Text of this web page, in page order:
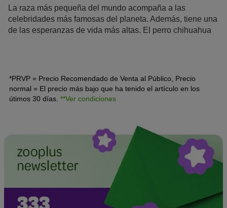
La raza más pequeña del mundo acompaña a las
celebridades más famosas del planeta. Además, tiene una
de las esperanzas de vida más altas. El perro chihuahua
*PRVP = Precio Recomendado de Venta al Público, Precio
normal = El precio más bajo que ha tenido el artículo en los
útimos 30 días. **Ver condiciones